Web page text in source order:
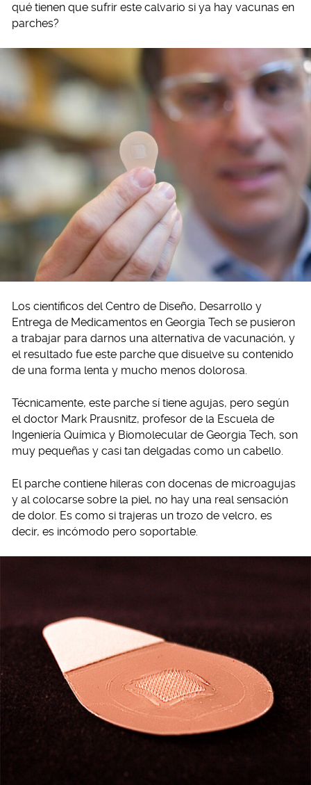
qué tienen que sufrir este calvario si ya hay vacunas en
parches?
Los científicos del Centro de Diseño, Desarrollo y
Entrega de Medicamentos en Georgia Tech se pusieron
a trabajar para darnos una alternativa de vacunación, y
el resultado fue este parche que disuelve su contenido
de una forma lenta y mucho menos dolorosa.
Técnicamente, este parche sí tiene agujas, pero según
el doctor Mark Prausnitz, profesor de la Escuela de
Ingeniería Química y Biomolecular de Georgia Tech, son
muy pequeñas y casi tan delgadas como un cabello.
El parche contiene hileras con docenas de microagujas
y al colocarse sobre la piel, no hay una real sensación
de dolor. Es como si trajeras un trozo de velcro, es
decir, es incómodo pero soportable.